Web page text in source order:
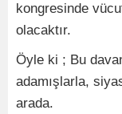
kongresinde
olacaktır.
Öyle ki ; Bu
adamışlarla,
arada.